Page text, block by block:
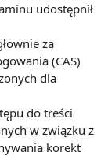
udostępnił
za
(CAS)
dla
do treści
w związku z
korekt